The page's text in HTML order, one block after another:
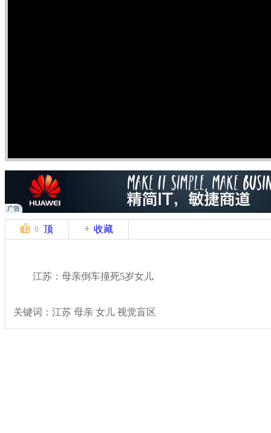
0 顶 收藏
江苏：母亲倒车撞死5岁女儿
关键词：江苏 母亲 女儿 视觉盲区